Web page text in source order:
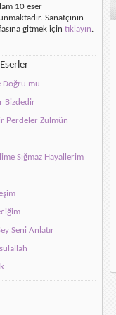
10 eser
Sanatçının
gitmek için tıklayın.
Doğru mu
Bizdedir
Perdeler Zulmün
Sığmaz Hayallerim
Seni Anlatır